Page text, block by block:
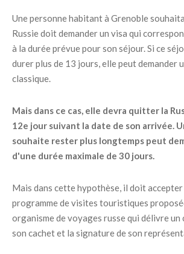
Une personne habitant à Grenoble
Russie doit demander un visa qui
à la durée prévue pour son séjour. Si ce
durer plus de 13 jours, elle peut demander
classique.
Mais dans ce cas, elle devra quitter la
12e jour suivant la date de son arrivée.
souhaite rester plus longtemps peut
d'une durée maximale de 30 jours.
Mais dans cette hypothèse, il doit accepter
programme de visites touristiques
organisme de voyages russe qui délivre
son cachet et la signature de son